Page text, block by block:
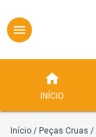
INÍCIO
Início / Peças Cruas /